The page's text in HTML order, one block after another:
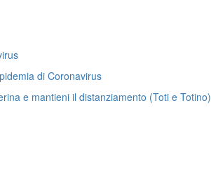
di Coronavirus
e mantieni il distanziamento (Toti e Totino)